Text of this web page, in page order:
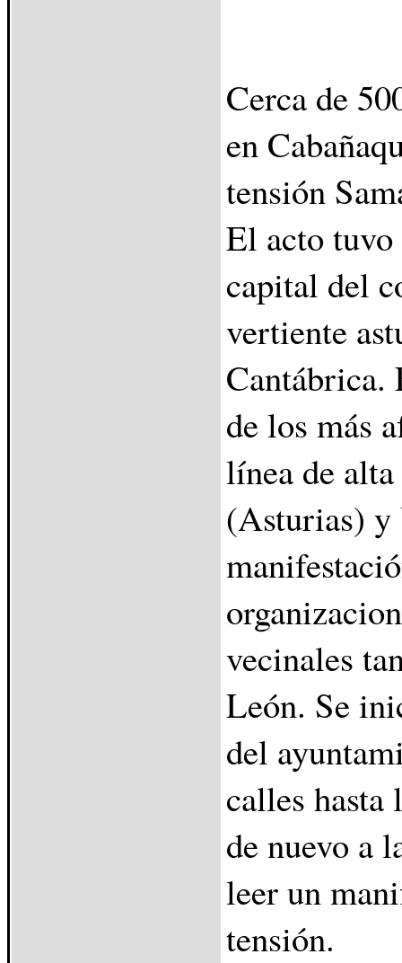
Cerca de
en
tensión
El acto tuvo
capital del
vertiente
Cantábrica.
de los más
línea de
(Asturias)
vecinales
León. Se
del
calles hasta
de nuevo a
leer un
tensión.